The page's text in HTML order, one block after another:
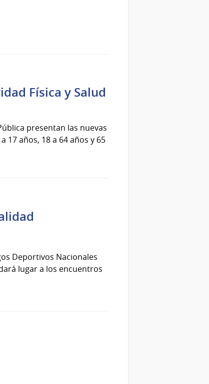
Física y Salud
presentan las nuevas
17 años, 18 a 64 años y 65
Deportivos Nacionales
lugar a los encuentros